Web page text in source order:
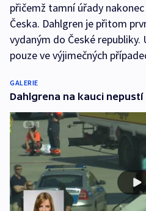
přičemž tamní úřady
Česka. Dahlgren je přitom
vydaným do České
pouze ve výjimečných
GALERIE
Dahlgrena na kauci nepustí